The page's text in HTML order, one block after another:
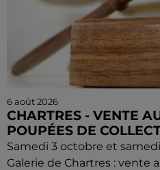
6 août 2026
CHARTRES - VENTE
POUPÉES DE
Samedi 3 octobre et
Galerie de Chartres : vente